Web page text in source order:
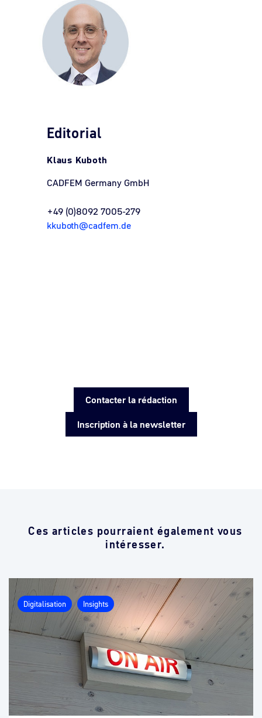
Editorial
Klaus Kuboth
CADFEM Germany GmbH
+49 (0)8092 7005-279
kkuboth@cadfem.de
Contacter la rédaction
Inscription à la newsletter
Ces articles pourraient également vous
intéresser.
Digitalisation Insights